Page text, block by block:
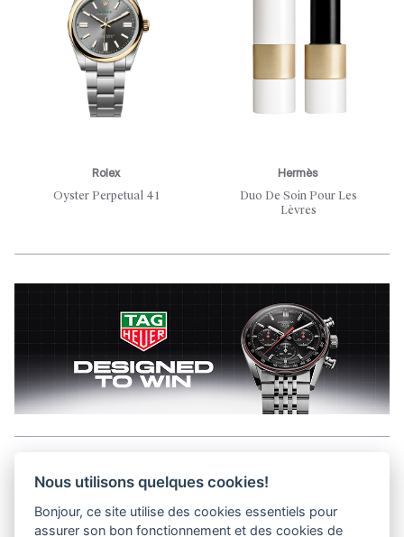
Rolex
Oyster Perpetual 41
Hermès
Duo De Soin Pour Les
Lèvres
Nous utilisons quelques cookies!
Bonjour, ce site utilise des cookies essentiels pour
assurer son bon fonctionnement et des cookies de